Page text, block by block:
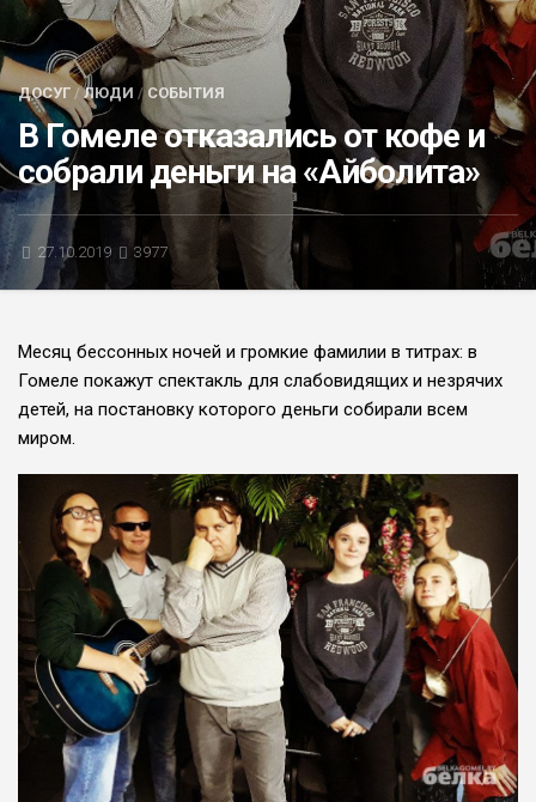
БЛИЦ-ОПРОС
АФИША
ДОСУГ /ЛЮДИ / СОБЫТИЯ
В Гомеле отказались от кофе и
собрали деньги на «Айболита»
27.10.2019 3977
Месяц бессонных ночей и громкие фамилии в титрах: в
Гомеле покажут спектакль для слабовидящих и незрячих
детей, на постановку которого деньги собирали всем
миром.